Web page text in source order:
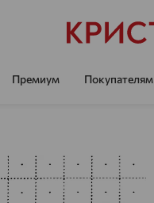
Премиум Покупателям